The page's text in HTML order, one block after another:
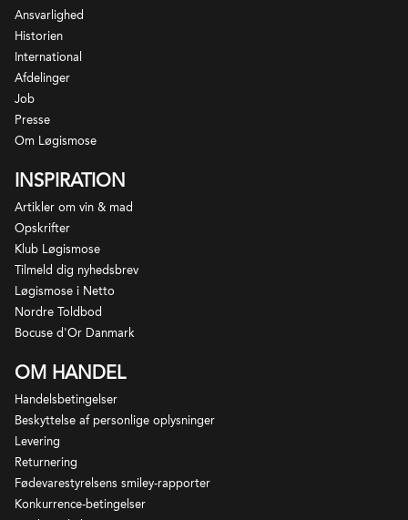
Ansvarlighed
Historien
International
Afdelinger
Job
Presse
Om Løgismose
INSPIRATION
Artikler om vin & mad
Opskrifter
Klub Løgismose
Tilmeld dig nyhedsbrev
Løgismose i Netto
Nordre Toldbod
Bocuse d'Or Danmark
OM HANDEL
Handelsbetingelser
Beskyttelse af personlige oplysninger
Levering
Returnering
Fødevarestyrelsens smiley-rapporter
Konkurrence-betingelser